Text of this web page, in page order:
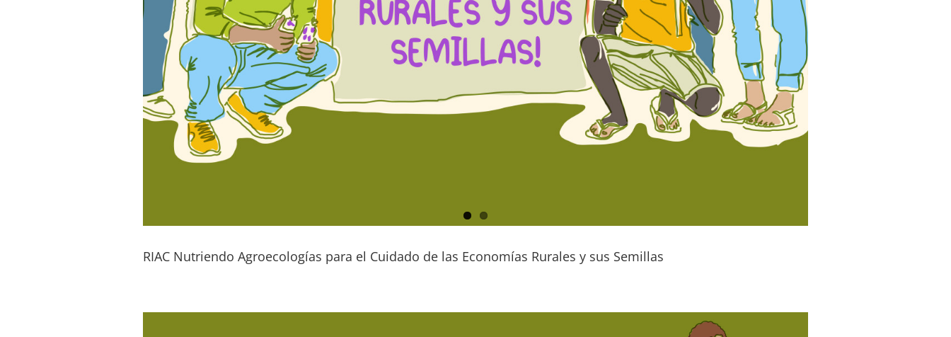
RIAC Nutriendo Agroecologías para el Cuidado de las Economías Rurales y sus Semillas